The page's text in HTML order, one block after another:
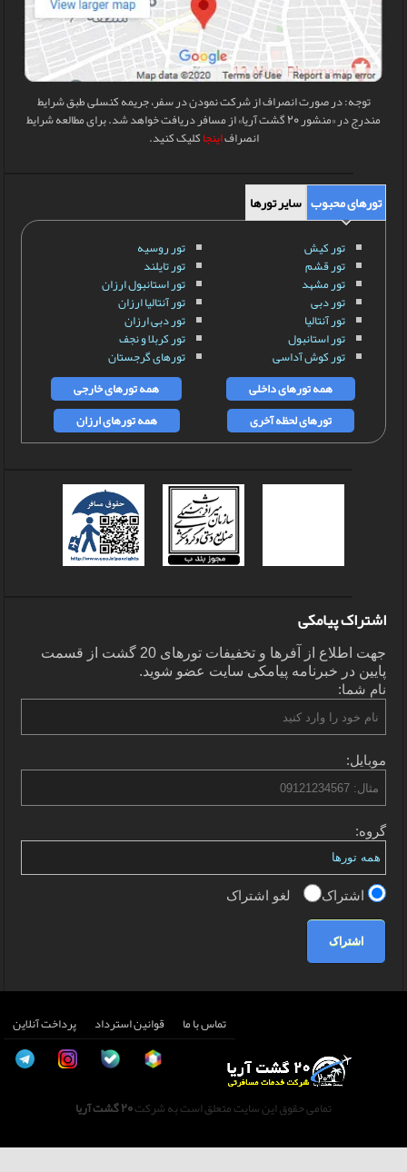
توجه: در صورت انصراف از شرکت نمودن در سفر، جریمه کنسلی طبق شرایط
مندرج در «منشور 20 گشت آریا» از مسافر دریافت خواهد شد. برای مطالعه شرایط
انصرافاینجاکلیک کنید.
تورهای محبوب سایر تورها
تور کیش
تور قشم
تور مشهد
تور دبی
تور آنتالیا
تور استانبول
تور کوش آداسی
تور روسیه
تور تایلند
تور استانبول ارزان
تور آنتالیا ارزان
تور دبی ارزان
تور کربلا و نجف
تورهای گرجستان
همه تورهای داخلی
همه تورهای خارجی
تورهای لحظه آخری
همه تورهای ارزان
اشتراک پیامکی
جهت اطلاع از آفرها و تخفیفات تورهای 20 گشت از قسمت
پایین در خبرنامه پیامکی سایت عضو شوید.
نام شما:
موبایل:
گروه:
اشتراک لغو اشتراک
اشتراک
تماس با ما قوانین استرداد پرداخت آنلاین
تمامی حقوق این سایت متعلق است به شرکت20 گشت آریا